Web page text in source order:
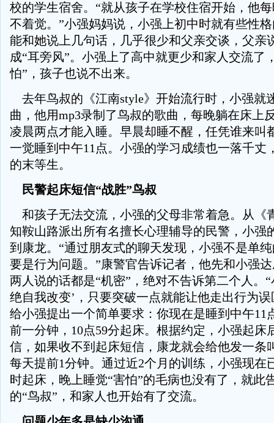
校的学生宿舍。“就从孩子在学校住宿开始，他
不着觉。”小强妈妈说，小强上初中时就有些性
能和她说上几句话，几乎很少和父亲交谈，父亲
成“耳旁风”。小强上了高中就更少和家人交流了
怕”，孩子也说不出来。
去年鸟叔的《江南style》开始流行时，小强就
曲，他用mp3录制了鸟叔的歌曲，每晚躺在床上
凌晨两点才能入睡。早晨却睡不醒，任凭谁来叫
一觉睡到中午11点。小强的学习成绩也一落千丈
的末等生。
民警起床短信“战胜”鸟叔
和孩子无法交流，小强的父母非常着急。从《
知鞍山路派出所有名擅长心理辅导的民警，小强
到康龙。“通过朋友式的聊天发现，小强不是单
要是行为问题。”康警官告诉记者，他先和小强
两人说的话都是“机密”，绝对不告诉第二个人。
绝自我改变’，只要突破一点就能让他走出行为
给小强提出一个简单要求：你现在是睡到中午11
前一分钟，10点59分起床。根据约定，小强起床
信，如果收不到起床短信，康龙就会给他发一条
每天提前1分钟。通过近2个月的训练，小强现在
时起床，晚上睡觉“害怕”的毛病也没有了，就此
的“鸟叔”，和家人也开始有了交流。